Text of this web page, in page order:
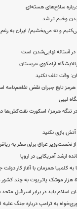
سلاح‌های هسته‌ای
وخیم تر شد
و نه می‌بخشیم/ ایران به رغم
آستانه نهایی‌شدن است
آرامکوی عربستان
وقت تلف نکنید
تابع جبران نقض تفاهم‌نامه
لیبی
در تنگه هرمز/ اسکورت نفت‌کش‌ها
بازی نکنید
نخست‌وزیر عراق برای سفر به
ارشد آمریکایی در اروپا
کلمبیا همزمان با آغاز کار دولت
اسلام باید در برابر اسرائیل
به ترامپ درباره جنگ علیه